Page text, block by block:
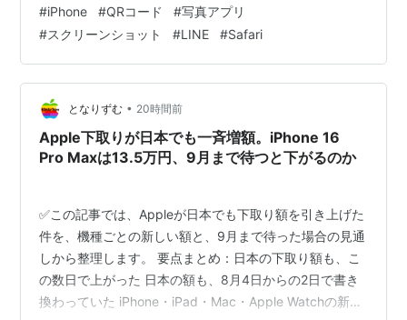
9月10日、 iPhone 6 、iPhone 6 Plus
2016年
9月16日、iPhone 7、iPhone 7 Plusを発売。
9月12日、iPhone 8、iPhone 8 Plus、iPhone Xを発
表
9月22日、iPhone 8、iPhone 8 Plusを発売
11月3日、iPhone Xを発売
状態や設定にあるケースがほとんどです。 この記事で
は、写真に保存したQRコードが読み取れない理由を整理
しながら、長押しできない場合の対処法や別の読み取り
方法までわかりやすく解説します。 この記事でわかるこ
と 保存したQRコードが反応しない理由 写真アプリでQR
コードを開くポイ…
#iPhone #QRコード #写真アプリ
#スクリーンショット #LINE #Safari
となりずむ • 20時間前
Apple下取りが日本でも一斉増額。iPhone 16
Pro Maxは13.5万円、9月まで待つと下がるのか
✅この記事では、Appleが日本でも下取り額を引き上げた
件を、機種ごとの新しい額と、9月まで待った場合の見通
しから整理します。 要点まとめ：日本の下取り額も、こ
の数日で上がった 日本の額も、8月4日からの2日で書き
換わっていた iPhone・iPad・Mac・Apple Watchの新し